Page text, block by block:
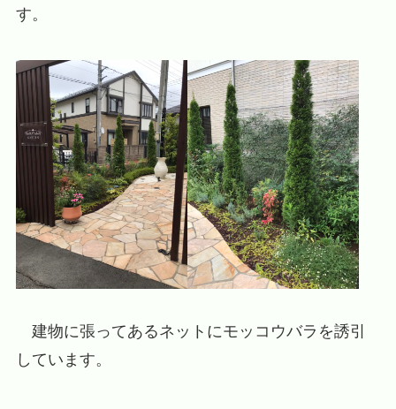
す。
建物に張ってあるネットにモッコウバラを誘引
しています。